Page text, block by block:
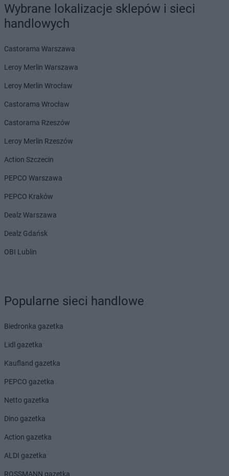
Wybrane lokalizacje sklepów i sieci
handlowych
Castorama Warszawa
Leroy Merlin Warszawa
Leroy Merlin Wrocław
Castorama Wrocław
Castorama Rzeszów
Leroy Merlin Rzeszów
Action Szczecin
PEPCO Warszawa
PEPCO Kraków
Dealz Warszawa
Dealz Gdańsk
OBI Lublin
Popularne sieci handlowe
Biedronka gazetka
Lidl gazetka
Kaufland gazetka
PEPCO gazetka
Netto gazetka
Dino gazetka
Action gazetka
ALDI gazetka
ROSSMANN gazetka